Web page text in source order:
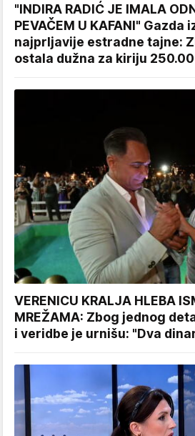
"INDIRA RADIĆ JE IMALA
PEVAČEM U KAFANI" Gazda
najprljavije estradne tajne:
ostala dužna za kiriju
VERENICU KRALJA HLEBA
MREŽAMA: Zbog jednog
i veridbe je urnišu: "Dva